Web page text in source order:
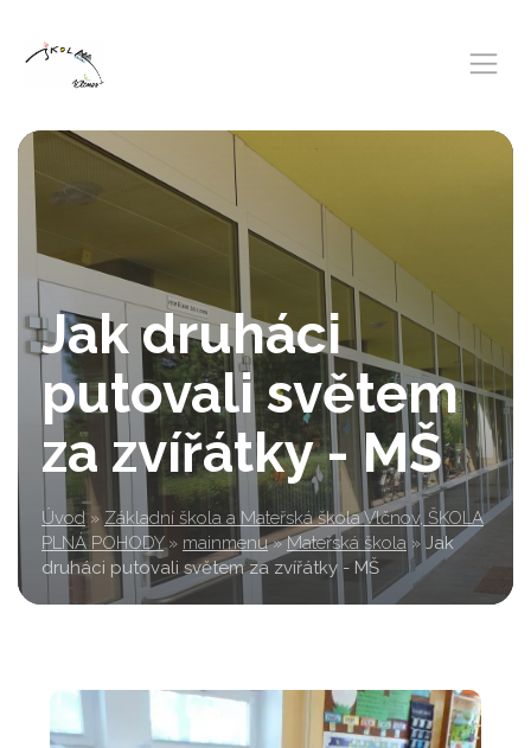
Jak druháci
putovali světem
za zvířátky - MŠ
Úvod » Základní škola a Mateřská škola Vlčnov, ŠKOLA
PLNÁ POHODY » mainmenu » Mateřská škola » Jak
druháci putovali světem za zvířátky - MŠ